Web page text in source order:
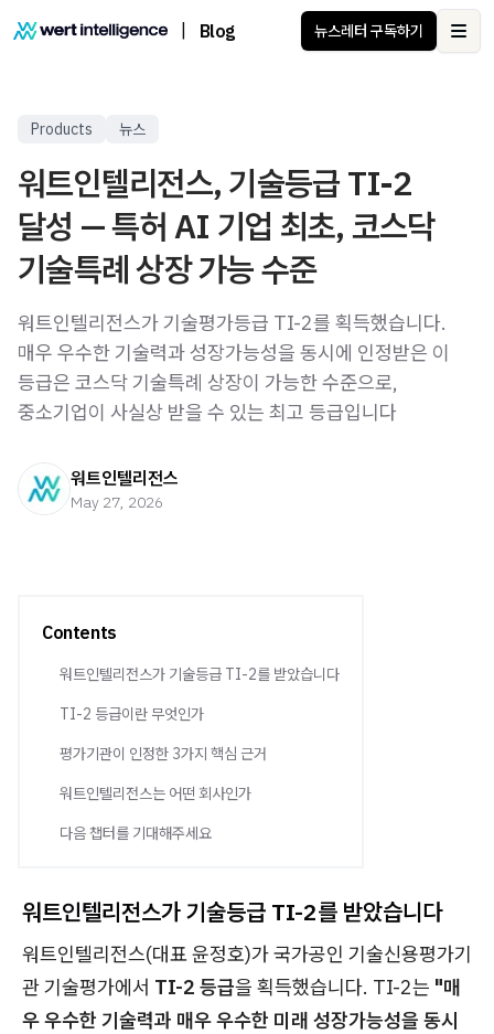
Blog 뉴스레터 구독하기
Products 뉴스
워트인텔리전스, 기술등급 TI-2
달성 — 특허 AI 기업 최초, 코스닥
기술특례 상장 가능 수준
워트인텔리전스가 기술평가등급 TI-2를 획득했습니다.
매우 우수한 기술력과 성장가능성을 동시에 인정받은 이
등급은 코스닥 기술특례 상장이 가능한 수준으로,
중소기업이 사실상 받을 수 있는 최고 등급입니다
워트인텔리전스
May 27, 2026
Contents
워트인텔리전스가 기술등급 TI-2를 받았습니다
TI-2 등급이란 무엇인가
평가기관이 인정한 3가지 핵심 근거
워트인텔리전스는 어떤 회사인가
다음 챕터를 기대해주세요
워트인텔리전스가 기술등급 TI-2를 받았습니다
워트인텔리전스(대표 윤정호)가 국가공인 기술신용평가기
관 기술평가에서 TI-2 등급을 획득했습니다. TI-2는 "매
우 우수한 기술력과 매우 우수한 미래 성장가능성을 동시